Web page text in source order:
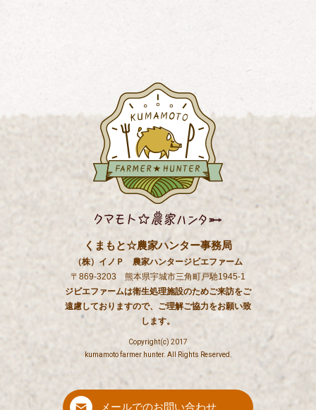
くまもと☆農家ハンター事務局
（株）イノＰ 農家ハンタージビエファーム
〒869-3203 熊本県宇城市三角町戸馳1945-1
ジビエファームは衛生処理施設のためご来訪をご
遠慮しておりますので、ご理解ご協力をお願い致
します。
Copyright(c) 2017
kumamoto farmer hunter. All Rights Reserved.
メールでのお問い合わせ